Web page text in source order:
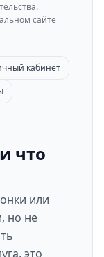
сайте
кабинет
что
или
но не
это